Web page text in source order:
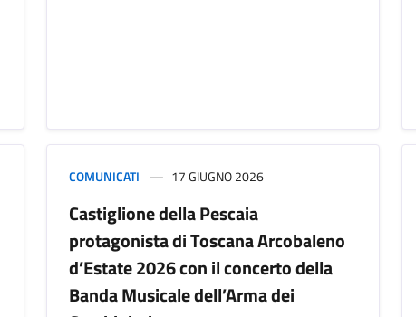
COMUNICATI 17 GIUGNO 2026
Castiglione della Pescaia
protagonista di Toscana Arcobaleno
d’Estate 2026 con il concerto della
Banda Musicale dell’Arma dei